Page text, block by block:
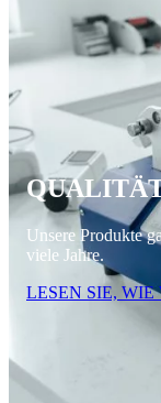
Unsere Produkte
viele Jahre.
LESEN SIE, WIE